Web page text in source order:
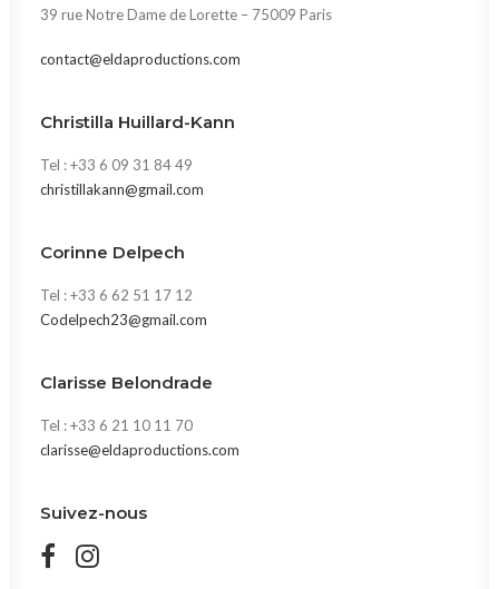
39 rue Notre Dame de Lorette – 75009 Paris
contact@eldaproductions.com
Christilla Huillard-Kann
Tel : +33 6 09 31 84 49
christillakann@gmail.com
Corinne Delpech
Tel : +33 6 62 51 17 12
Codelpech23@gmail.com
Clarisse Belondrade
Tel : +33 6 21 10 11 70
clarisse@eldaproductions.com
Suivez-nous